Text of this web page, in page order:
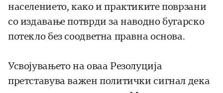
населението, како и практиките поврзани
со издавање потврди за наводно бугарско
потекло без соодветна правна основа.
Усвојувањето на оваа Резолуција
претставува важен политички сигнал дека